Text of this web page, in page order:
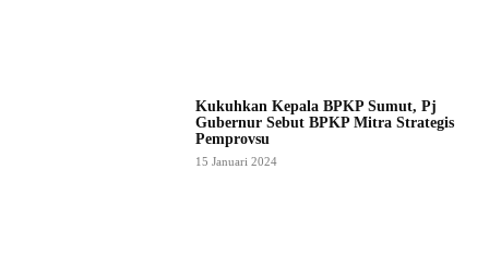
Kukuhkan Kepala BPKP Sumut, Pj
Gubernur Sebut BPKP Mitra Strategis
Pemprovsu
15 Januari 2024